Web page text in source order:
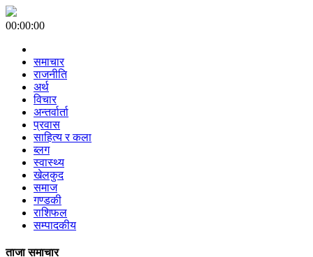
00:00:00
समाचार
राजनीति
अर्थ
विचार
अन्तर्वार्ता
प्रवास
साहित्य र कला
ब्लग
स्वास्थ्य
खेलकुद
समाज
गण्डकी
राशिफल
सम्पादकीय
ताजा समाचार